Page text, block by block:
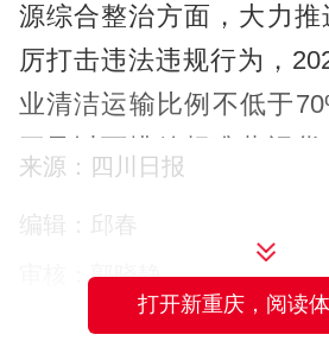
源综合整治方面，大力
厉打击违法违规行为，
业清洁运输比例不低于
杜绝“一刀切”，各市（州
月至2026年2月错峰生产
来源：四川日报
编辑：邱春
审核：郭晓静
主编：邹密
打开新重庆，阅读